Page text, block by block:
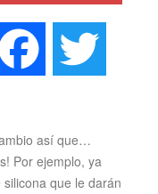
así que…
Por ejemplo, ya
que le darán